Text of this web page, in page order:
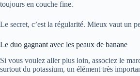
toujours en couche fine.
Le secret, c’est la régularité. Mieux vaut un
Le duo gagnant avec les peaux de banane
Si vous voulez aller plus loin, associez le
surtout du potassium, un élément très